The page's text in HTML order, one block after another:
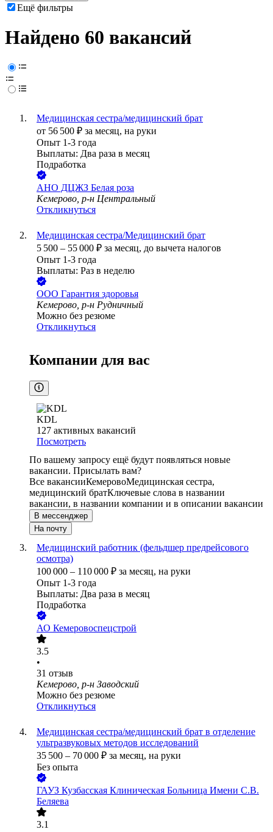
Ещё фильтры
Найдено 60 вакансий
Медицинская сестра/медицинский брат
от 56 500 ₽ за месяц, на руки
Опыт 1-3 года
Выплаты: Два раза в месяц
Подработка
АНО ДЦЖЗ Белая роза
Кемерово, р-н Центральный
Откликнуться
Медицинская сестра/Медицинский брат
5 500 – 55 000 ₽ за месяц, до вычета налогов
Опыт 1-3 года
Выплаты: Раз в неделю
ООО Гарантия здоровья
Кемерово, р-н Рудничный
Можно без резюме
Откликнуться
Компании для вас
KDL
127 активных вакансий
Посмотреть
По вашему запросу ещё будут появляться новые
вакансии. Присылать вам?
Все вакансииКемеровоМедицинская сестра,
медицинский братКлючевые слова в названии
вакансии, в названии компании и в описании вакансии
В мессенджер
На почту
Медицинский работник (фельдшер предрейсового
осмотра)
100 000 – 110 000 ₽ за месяц, на руки
Опыт 1-3 года
Выплаты: Два раза в месяц
Подработка
АО Кемеровоспецстрой
3.5
•
31 отзыв
Кемерово, р-н Заводский
Можно без резюме
Откликнуться
Медицинская сестра/медицинский брат в отделение
ультразвуковых методов исследований
35 500 – 70 000 ₽ за месяц, на руки
Без опыта
ГАУЗ Кузбасская Клиническая Больница Имени С.В.
Беляева
3.1